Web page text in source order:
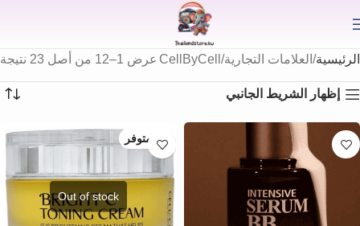
الرئيسية العلامات التجارية CellByCell عرض 1–12 من أصل 23 نتيجة
إظهار الشريط الجانبي
غير متوفر